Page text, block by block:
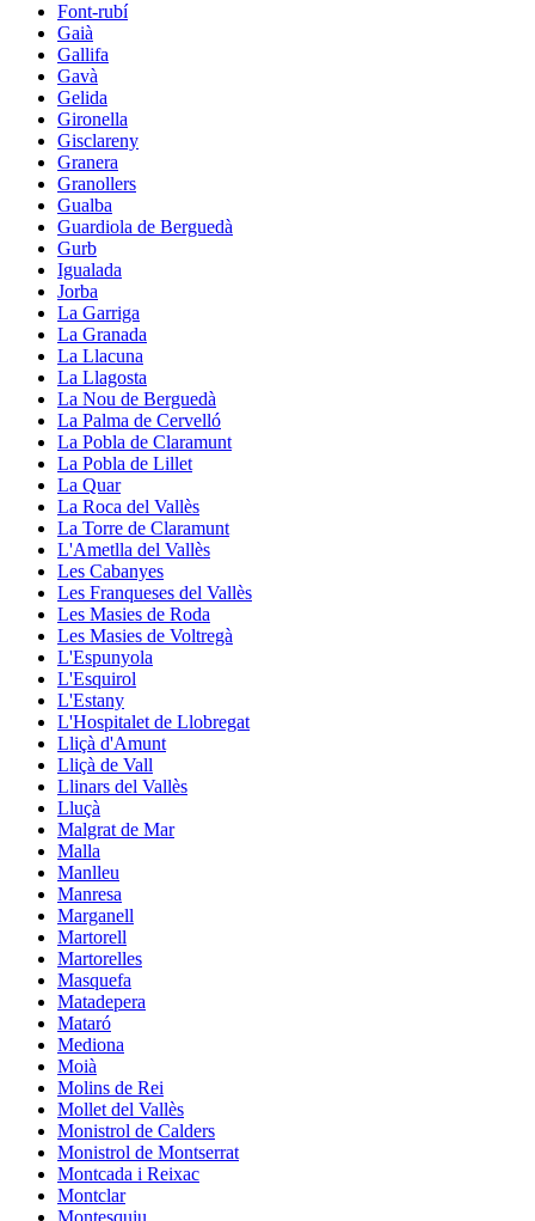
Font-rubí
Gaià
Gallifa
Gavà
Gelida
Gironella
Gisclareny
Granera
Granollers
Gualba
Guardiola de Berguedà
Gurb
Igualada
Jorba
La Garriga
La Granada
La Llacuna
La Llagosta
La Nou de Berguedà
La Palma de Cervelló
La Pobla de Claramunt
La Pobla de Lillet
La Quar
La Roca del Vallès
La Torre de Claramunt
L'Ametlla del Vallès
Les Cabanyes
Les Franqueses del Vallès
Les Masies de Roda
Les Masies de Voltregà
L'Espunyola
L'Esquirol
L'Estany
L'Hospitalet de Llobregat
Lliçà d'Amunt
Lliçà de Vall
Llinars del Vallès
Lluçà
Malgrat de Mar
Malla
Manlleu
Manresa
Marganell
Martorell
Martorelles
Masquefa
Matadepera
Mataró
Mediona
Moià
Molins de Rei
Mollet del Vallès
Monistrol de Calders
Monistrol de Montserrat
Montcada i Reixac
Montclar
Montesquiu